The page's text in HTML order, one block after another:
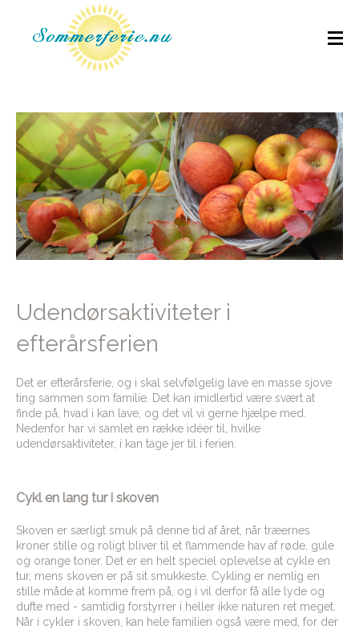
Udendørsaktiviteter i
efterårsferien
Det er efterårsferie, og i skal selvfølgelig lave en masse sjove
ting sammen som familie. Det kan imidlertid være svært at
finde på, hvad i kan lave, og det vil vi gerne hjælpe med.
Nedenfor har vi samlet en række idéer til, hvilke
udendørsaktiviteter, i kan tage jer til i ferien.
Cykl en lang tur i skoven
Skoven er særligt smuk på denne tid af året, når træernes
kroner stille og roligt bliver til et flammende hav af røde, gule
og orange toner. Det er en helt speciel oplevelse at cykle en
tur, mens skoven er på sit smukkeste. Cykling er nemlig en
stille måde at komme frem på, og i vil derfor få alle lyde og
dufte med - samtidig forstyrrer i heller ikke naturen ret meget.
Når i cykler i skoven, kan hele familien også være med, for der